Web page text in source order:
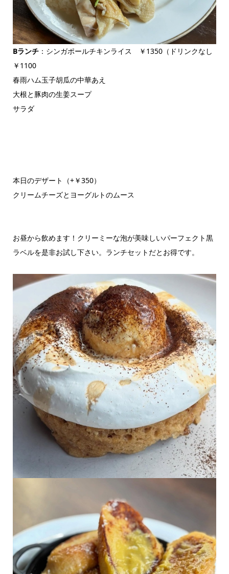
Bランチ：シンガポールチキンライス ￥1350（ドリンクなし
￥1100
春雨ハム玉子胡瓜の中華あえ
大根と豚肉の生姜スープ
サラダ
本日のデザート（+￥350）
クリームチーズとヨーグルトのムース
お昼から飲めます！クリーミーな泡が美味しいパーフェクト黒
ラベルを是非お試し下さい。ランチセットだとお得です。